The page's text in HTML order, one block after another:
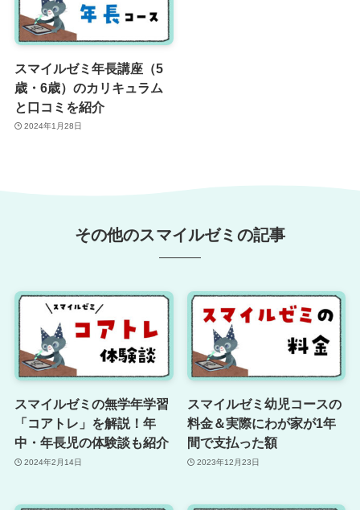
スマイルゼミ年長講座（5
歳・6歳）のカリキュラム
と口コミを紹介
2024年1月28日
その他のスマイルゼミの記事
スマイルゼミの無学年学習
「コアトレ」を解説！年
中・年長児の体験談も紹介
2024年2月14日
スマイルゼミ幼児コースの
料金＆実際にわが家が1年
間で支払った額
2023年12月23日